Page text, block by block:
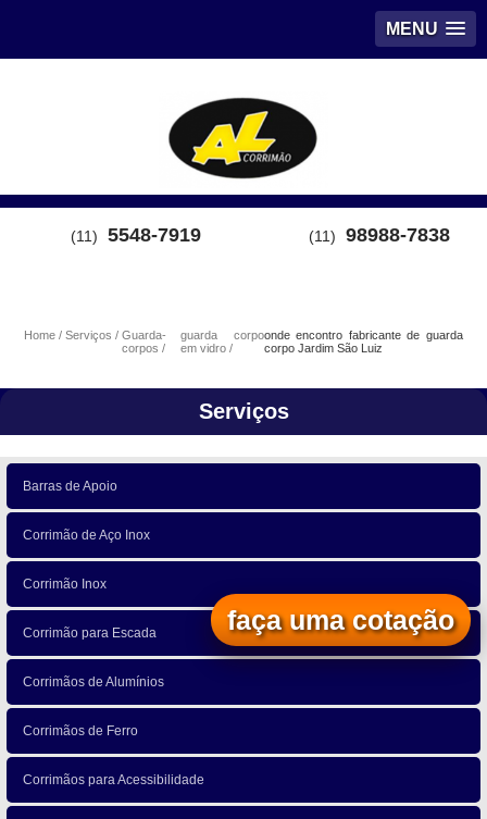
MENU
(11) 5548-7919 (11) 98988-7838
Home Serviços
Guarda-
corpos
guarda corpo
em vidro
onde encontro fabricante de guarda
corpo Jardim São Luiz
Serviços
Barras de Apoio
Corrimão de Aço Inox
Corrimão Inox
Corrimão para Escada
Corrimãos de Alumínios
Corrimãos de Ferro
Corrimãos para Acessibilidade
faça uma cotação